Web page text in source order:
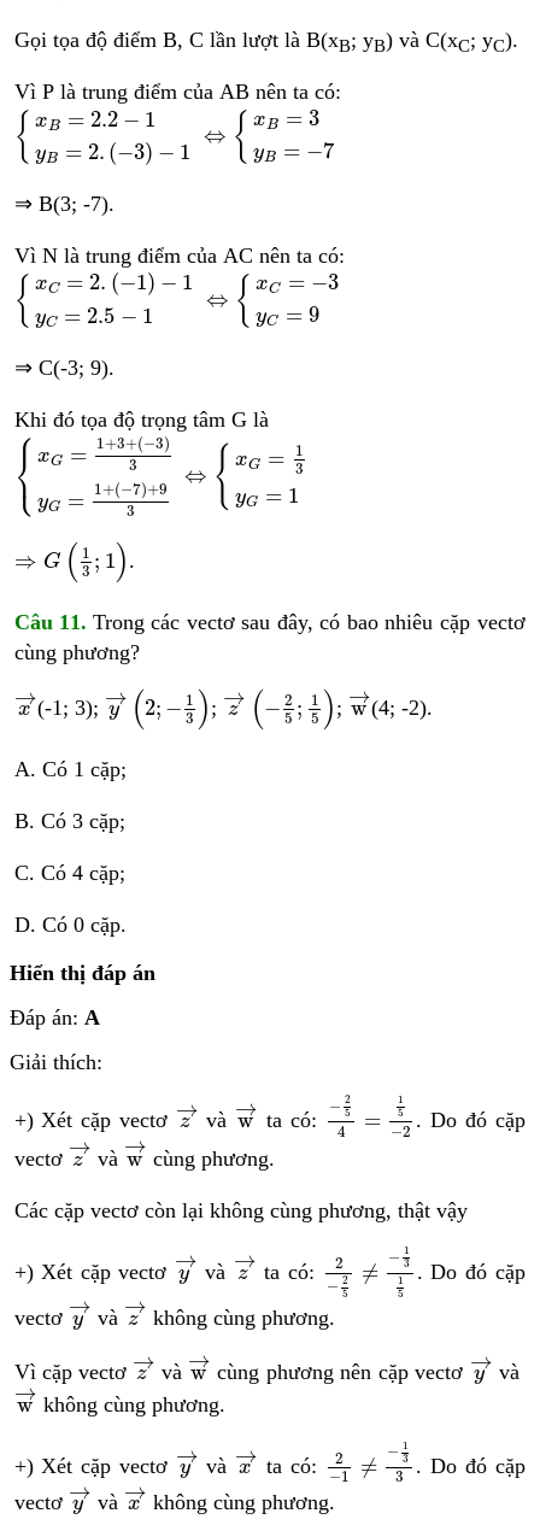
Gọi tọa độ điểm B, C lần lượt là B(xB; yB) và C(xC; yC).
Vì P là trung điểm của AB nên ta có:
{ xB = 2.2 − 1
yB = 2. (−3) − 1
⇔ { xB = 3
yB = −7
xB = 2.2−1yB=2.− 3−1⇔x B=3yB=−
⇒ B(3; -7).
Vì N là trung điểm của AC nên ta có:
{ xC = 2. (−1) − 1
yC = 2.5 − 1
⇔ { xC = −3
yC = 9
xC =2.− 1−1y C=2.5−1 ⇔x C=− 3yC=
⇒ C(-3; 9).
Khi đó tọa độ trọng tâm G là
⎧
⎨
⎩
xG = 1+3+(−3)
3
yG = 1+(−7)+9
3
⇔ { xG =
1
3
yG = 1
xG=1+ 3+−33yG=1+−7+ 93
⇒ G ( 1
3 ; 1)
3;1
.
Câu 11. Trong các vectơ sau đây, có bao nhiêu cặp vectơ
cùng phương?
→
x
→
(-1; 3); →
y (2; − 1
3 )
→2 3
; →
z (− 2
5 ; 1
5 )
→ − 5 5
; →
w
w→
(4; -2).
A. Có 1 cặp;
B. Có 3 cặp;
C. Có 4 cặp;
D. Có 0 cặp.
Hiển thị đáp án
Đáp án: A
Giải thích:
+) Xét cặp vectơ →
z
z→
và →
w
w→
ta có:
− 2
5
4 =
1
5
−2
2 15
. Do đó cặp
vectơ →
z
z→
và →
w
w→
cùng phương.
Các cặp vectơ còn lại không cùng phương, thật vậy
+) Xét cặp vectơ →
y
y→
và →
z
z→
ta có:
2
− 2
5
≠
− 1
3
1
5
1
. Do đó cặp
vectơ →
y
y→
và →
z
z→
không cùng phương.
Vì cặp vectơ →
z
→
và →
w
w→
cùng phương nên cặp vectơ →
y
→
và
→
w
w→
không cùng phương.
+) Xét cặp vectơ →
y
→
và →
x
→
ta có:
2
−1 ≠
− 1
3
3
3
. Do đó cặp
vectơ →
y
→
và →
x
→
không cùng phương.